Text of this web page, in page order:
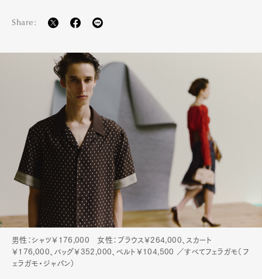
Share:
男性：シャツ￥176,000 女性：ブラウス￥264,000、スカート
￥176,000、バッグ￥352,000、ベルト￥104,500 ／すべてフェラガモ（フ
ェラガモ・ジャパン）